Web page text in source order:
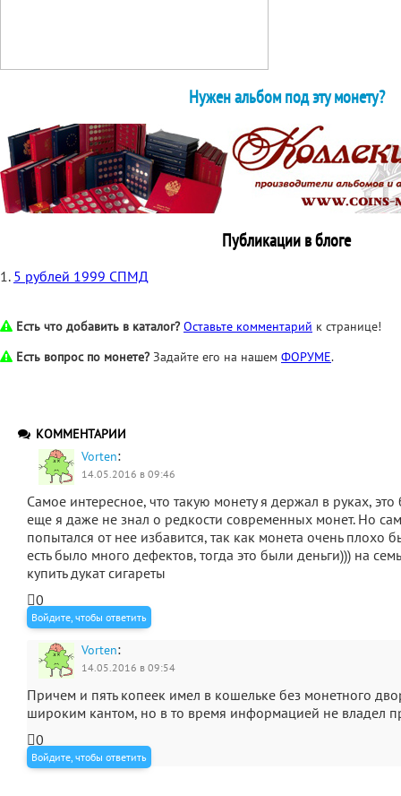
Нужен альбом под эту монету?
Публикации в блоге
1. 5 рублей 1999 СПМД
Есть что добавить в каталог? Оставьте комментарий к странице!
Есть вопрос по монете? Задайте его на нашем ФОРУМЕ.
КОММЕНТАРИИ
Vorten:
14.05.2016 в 09:46
Самое интересное, что такую монету я держал в руках,
еще я даже не знал о редкости современных монет. Но
попытался от нее избавится, так как монета очень плохо
есть было много дефектов, тогда это были деньги))) на
купить дукат сигареты
0
Войдите, чтобы ответить
Vorten:
14.05.2016 в 09:54
Причем и пять копеек имел в кошельке без монетного
широким кантом, но в то время информацией не владел
0
Войдите, чтобы ответить